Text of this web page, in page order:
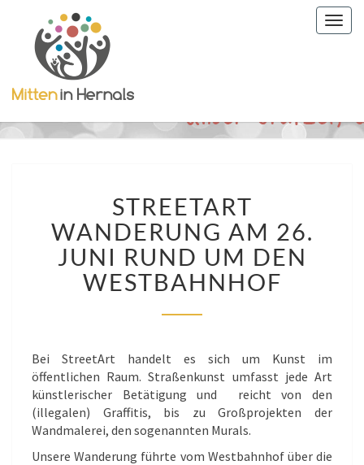
WANDERUNG
AM
26.
JUNI
RUND
UM
DEN
STREETART
WANDERUNG AM 26.
JUNI RUND UM DEN
WESTBAHNHOF
Bei StreetArt handelt es sich um Kunst im
öffentlichen Raum. Straßenkunst umfasst jede Art
künstlerischer Betätigung und reicht von den
(illegalen) Graffitis, bis zu Großprojekten der
Wandmalerei, den sogenannten Murals.
Unsere Wanderung führte vom Westbahnhof über die